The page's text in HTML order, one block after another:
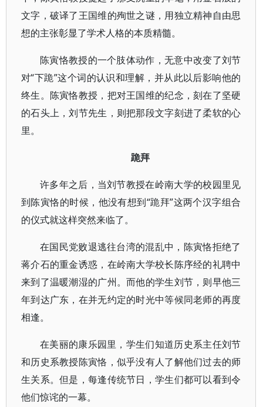
文字，破译了王国维的殉世之谜，用独立精神自由思
想的主张彰显了学术人格的本质精髓。
陈寅恪教授的一个肢体动作，无意中改变了刘节
对“下跪”这个词的认识和理解，并从此以后影响他的
终生。陈寅恪教授，把对王国维的纪念，刻在了坚硬
的石头上，刘节先生，则把那段文字刻进了柔软的心
里。
跪拜
许多年之后，当刘节教授在岭南大学的校园里见
到陈寅恪的时候，他没有想到“跪拜”这两个汉字组合
的仪式就这样突然来临了。
在国民党败退逃往台湾的混乱中，陈寅恪拒绝了
蒋介石的重金诱惑，在岭南大学校长陈序经的礼聘中
来到了温暖潮湿的广州。而他的学生刘节，则早他三
年到达广东，在并无约定的时光中等候同老师的再度
相逢。
在美丽的康乐园里，学生们知道历史系主任刘节
和历史系教授陈寅恪，似乎没有人了解他们过去的师
生关系。但是，每逢传统节日，学生们都可以看到令
他们惊诧的一幕。